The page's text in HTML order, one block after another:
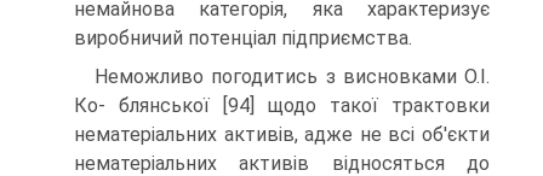
немайнова категорія, яка характеризує
виробничий потенціал підприємства.
Неможливо погодитись з висновками О.І.
Ко- блянської [94] щодо такої трактовки
нематеріальних активів, адже не всі об'єкти
нематеріальних активів відносяться до